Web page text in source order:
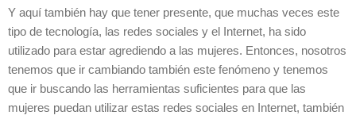
Y aquí también hay que tener presente, que muchas veces este
tipo de tecnología, las redes sociales y el Internet, ha sido
utilizado para estar agrediendo a las mujeres. Entonces, nosotros
tenemos que ir cambiando también este fenómeno y tenemos
que ir buscando las herramientas suficientes para que las
mujeres puedan utilizar estas redes sociales en Internet, también